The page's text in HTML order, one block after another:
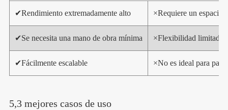
✔Rendimiento extremadamente alto ×Requiere un espacio
✔Se necesita una mano de obra mínima ×Flexibilidad limitada
✔Fácilmente escalable ×No es ideal para
5,3 mejores casos de uso